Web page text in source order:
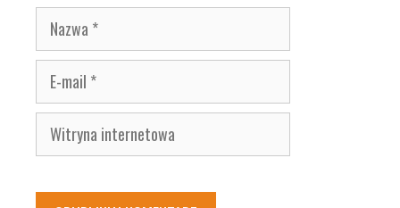
Nazwa
E-
mail
Witryna
internetowa